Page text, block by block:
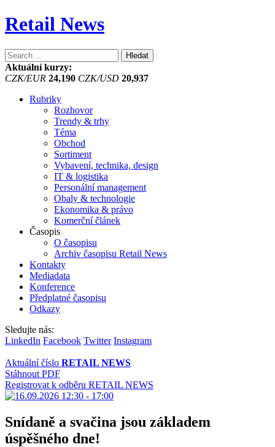
Retail News
Vyhledávání
Aktuální kurzy:
CZK/EUR 24,190 CZK/USD 20,937
Rubriky
Rozhovor
Trendy & trhy
Téma
Obchod
Sortiment
Vybavení, technika, design
IT & logistika
Personální management
Obaly & technologie
Ekonomika & právo
Komerční článek
Časopis
O časopisu
Archiv časopisu Retail News
Kontakty
Mediadata
Konference
Předplatné časopisu
Odkazy
Sledujte nás:
LinkedIn Facebook Twitter Instagram
Aktuální číslo RETAIL NEWS
Stáhnout PDF
Registrovat k odběru RETAIL NEWS
Snídaně a svačina jsou základem
úspěšného dne!